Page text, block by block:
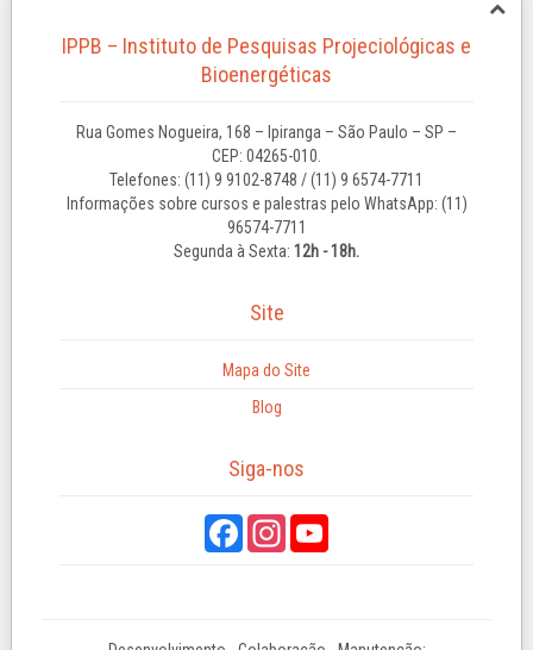
IPPB – Instituto de Pesquisas Projeciológicas e
Bioenergéticas
Rua Gomes Nogueira, 168 – Ipiranga – São Paulo – SP –
CEP: 04265-010.
Telefones: (11) 9 9102-8748 / (11) 9 6574-7711
Informações sobre cursos e palestras pelo WhatsApp: (11)
96574-7711
Segunda à Sexta: 12h - 18h.
Site
Mapa do Site
Blog
Siga-nos